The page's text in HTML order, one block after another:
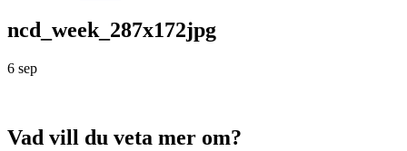
ncd_week_287x172jpg
6 sep
Vad vill du veta mer om?